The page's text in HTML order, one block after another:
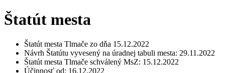
Štatút mesta
Štatút mesta Tlmače zo dňa 15.12.2022
Návrh Štatútu vyvesený na úradnej tabuli mesta: 29.11.2022
Štatút mesta Tlmače schválený MsZ: 15.12.2022
Účinnosť od: 16.12.2022